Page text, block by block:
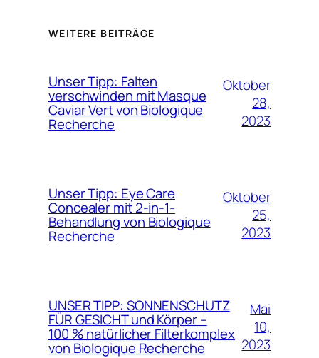
WEITERE BEITRÄGE
Unser Tipp: Falten
verschwinden mit Masque
Caviar Vert von Biologique
Recherche
Oktober
28,
2023
Unser Tipp: Eye Care
Concealer mit 2-in-1-
Behandlung von Biologique
Recherche
Oktober
25,
2023
UNSER TIPP: SONNENSCHUTZ
FÜR GESICHT und Körper –
100 % natürlicher Filterkomplex
von Biologique Recherche
Mai
10,
2023